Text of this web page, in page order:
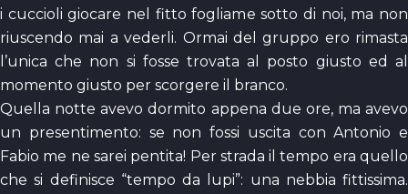
i cuccioli giocare nel fitto fogliame sotto di noi, ma non
riuscendo mai a vederli. Ormai del gruppo ero rimasta
l’unica che non si fosse trovata al posto giusto ed al
momento giusto per scorgere il branco.
Quella notte avevo dormito appena due ore, ma avevo
un presentimento: se non fossi uscita con Antonio e
Fabio me ne sarei pentita! Per strada il tempo era quello
che si definisce “tempo da lupi”: una nebbia fittissima.